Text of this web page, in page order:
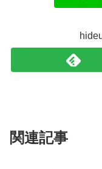
関連記事